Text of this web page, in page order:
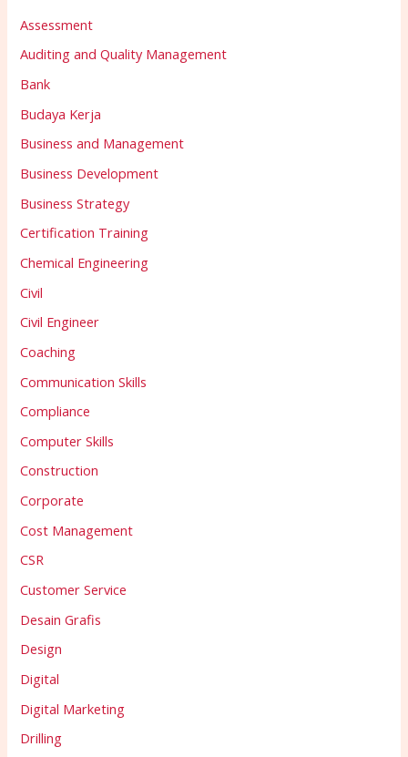
Assessment
Auditing and Quality Management
Bank
Budaya Kerja
Business and Management
Business Development
Business Strategy
Certification Training
Chemical Engineering
Civil
Civil Engineer
Coaching
Communication Skills
Compliance
Computer Skills
Construction
Corporate
Cost Management
CSR
Customer Service
Desain Grafis
Design
Digital
Digital Marketing
Drilling